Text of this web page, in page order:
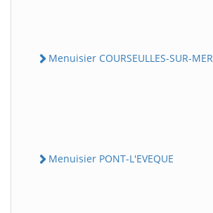
Menuisier COURSEULLES-SUR-MER
Menuisier PONT-L'EVEQUE